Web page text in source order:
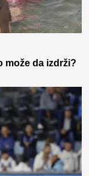
može da izdrži?